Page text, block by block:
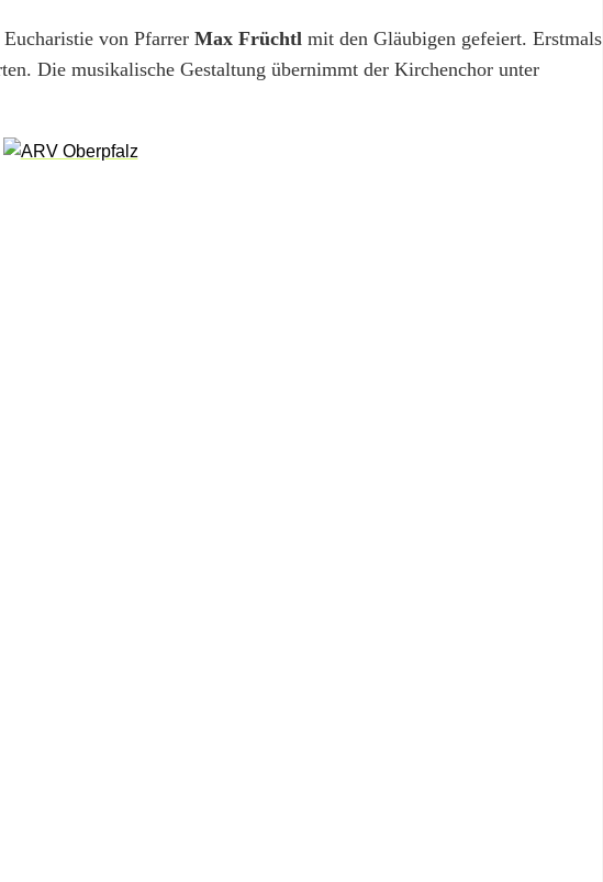
von Pfarrer Max Früchtl mit den Gläubigen gefeiert. Erstmals
Die musikalische Gestaltung übernimmt der Kirchenchor unter